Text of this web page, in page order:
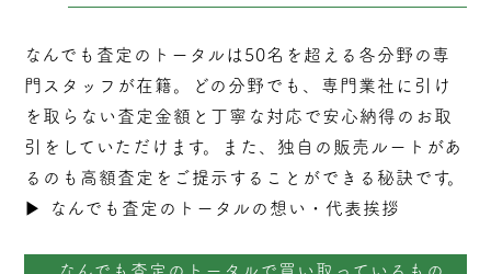
なんでも査定のトータルは50名を超える各分野の専
門スタッフが在籍。どの分野でも、専門業社に引け
を取らない査定 金額と丁寧な対応で安心納得のお取
引をしていただけます。また、独自の販売ルートがあ
るのも高額査定をご提示することができる秘訣です。
▶︎
なんでも査定のトータルの想い・代表挨拶